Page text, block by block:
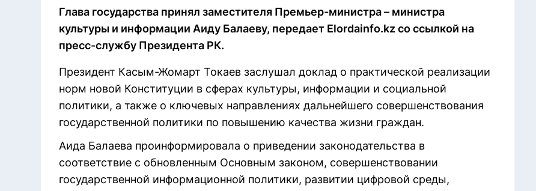
Глава государства принял заместителя Премьер-министра – министра
культуры и информации Аиду Балаеву, передает Elordainfo.kz со ссылкой на
пресс-службу Президента РК.
Президент Касым-Жомарт Токаев заслушал доклад о практической реализации
норм новой Конституции в сферах культуры, информации и социальной
политики, а также о ключевых направлениях дальнейшего совершенствования
государственной политики по повышению качества жизни граждан.
Аида Балаева проинформировала о приведении законодательства в
соответствие с обновленным Основным законом, совершенствовании
государственной информационной политики, развитии цифровой среды,